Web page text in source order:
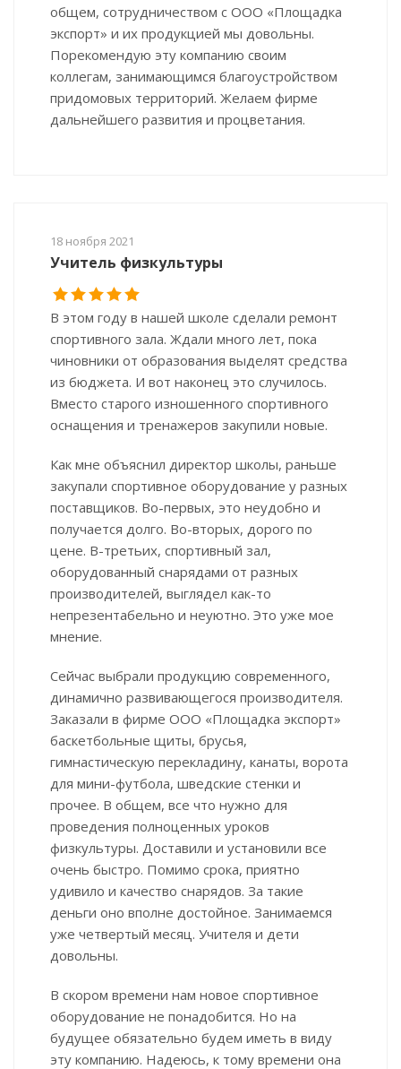
общем, сотрудничеством с ООО «Площадка
экспорт» и их продукцией мы довольны.
Порекомендую эту компанию своим
коллегам, занимающимся благоустройством
придомовых территорий. Желаем фирме
дальнейшего развития и процветания.
18 ноября 2021
Учитель физкультуры
В этом году в нашей школе сделали ремонт
спортивного зала. Ждали много лет, пока
чиновники от образования выделят средства
из бюджета. И вот наконец это случилось.
Вместо старого изношенного спортивного
оснащения и тренажеров закупили новые.
Как мне объяснил директор школы, раньше
закупали спортивное оборудование у разных
поставщиков. Во-первых, это неудобно и
получается долго. Во-вторых, дорого по
цене. В-третьих, спортивный зал,
оборудованный снарядами от разных
производителей, выглядел как-то
непрезентабельно и неуютно. Это уже мое
мнение.
Сейчас выбрали продукцию современного,
динамично развивающегося производителя.
Заказали в фирме ООО «Площадка экспорт»
баскетбольные щиты, брусья,
гимнастическую перекладину, канаты, ворота
для мини-футбола, шведские стенки и
прочее. В общем, все что нужно для
проведения полноценных уроков
физкультуры. Доставили и установили все
очень быстро. Помимо срока, приятно
удивило и качество снарядов. За такие
деньги оно вполне достойное. Занимаемся
уже четвертый месяц. Учителя и дети
довольны.
В скором времени нам новое спортивное
оборудование не понадобится. Но на
будущее обязательно будем иметь в виду
эту компанию. Надеюсь, к тому времени она